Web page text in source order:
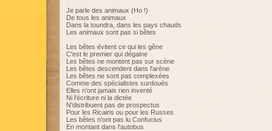
Je parle des animaux (Ho !)
De tous les animaux
Dans la toundra, dans les pays chauds
Les animaux sont pas si bêtes
Les bêtes évitent ce qui les gêne
C'est le premier qui dégaine
Les bêtes ne montent pas sur scène
Les bêtes descendent dans l'arène
Les bêtes ne sont pas complexées
Comme des spécialistes surdoués
Elles n'ont jamais rien inventé
Ni l'écriture ni la dictée
N'distribuent pas de prospectus
Pour les Ricains ou pour les Russes
Les bêtes n'ont pas lu Confucius
En montant dans l'autobus